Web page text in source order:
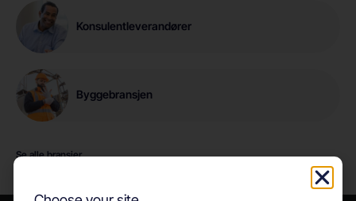
Konsulentleverandører
Byggebransjen
Se alle bransjer